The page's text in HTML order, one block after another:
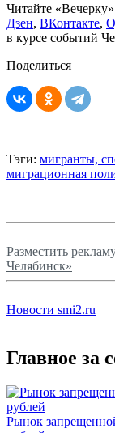
Читайте
Дзен, ВКонтакте,
в курсе событий
Поделиться
Тэги: мигранты,
миграционная
Разместить
Челябинск»
Новости smi2.ru
Главное за
Рынок